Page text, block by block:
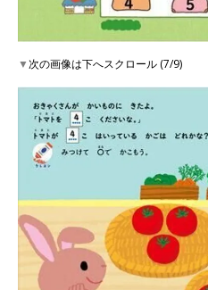
▼次の画像は下へスクロール (7/9)